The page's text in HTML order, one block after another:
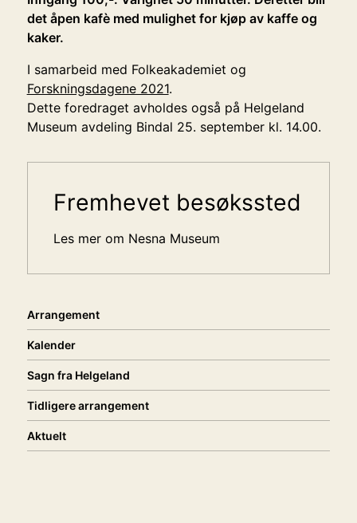
Arrangement
Kalender
Sagn fra Helgeland
Tidligere arrangement
Aktuelt
Sidemeny
Fremhevet besøkssted
Les mer om Nesna Museum
det åpen kafè med mulighet for kjøp av kaffe og
kaker.
I samarbeid med Folkeakademiet og
Forskningsdagene 2021.
Dette foredraget avholdes også på Helgeland
Museum avdeling Bindal 25. september kl. 14.00.